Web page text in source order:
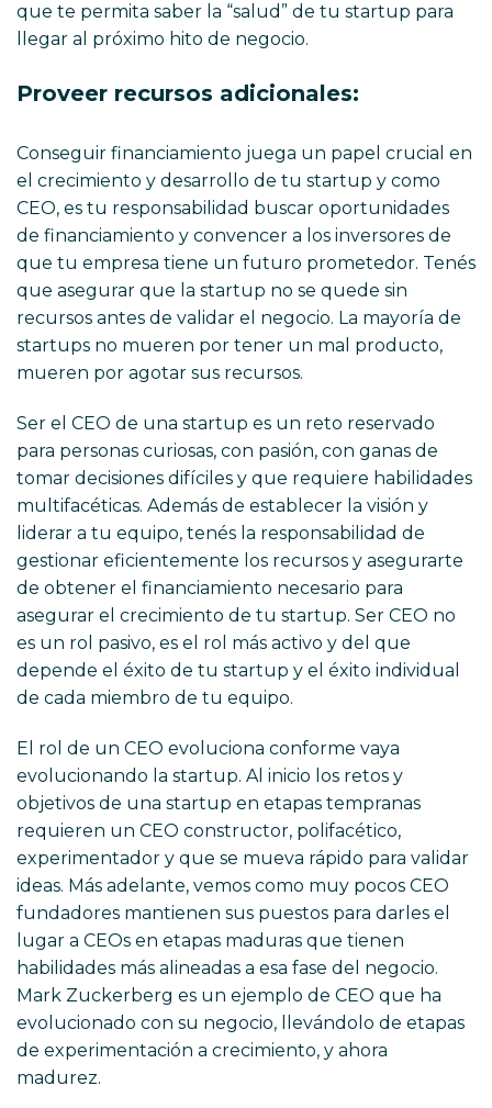
que te permita saber la “salud” de tu startup para
llegar al próximo hito de negocio.
Proveer recursos adicionales:
Conseguir financiamiento juega un papel crucial en
el crecimiento y desarrollo de tu startup y como
CEO, es tu responsabilidad buscar oportunidades
de financiamiento y convencer a los inversores de
que tu empresa tiene un futuro prometedor. Tenés
que asegurar que la startup no se quede sin
recursos antes de validar el negocio. La mayoría de
startups no mueren por tener un mal producto,
mueren por agotar sus recursos.
Ser el CEO de una startup es un reto reservado
para personas curiosas, con pasión, con ganas de
tomar decisiones difíciles y que requiere habilidades
multifacéticas. Además de establecer la visión y
liderar a tu equipo, tenés la responsabilidad de
gestionar eficientemente los recursos y asegurarte
de obtener el financiamiento necesario para
asegurar el crecimiento de tu startup. Ser CEO no
es un rol pasivo, es el rol más activo y del que
depende el éxito de tu startup y el éxito individual
de cada miembro de tu equipo.
El rol de un CEO evoluciona conforme vaya
evolucionando la startup. Al inicio los retos y
objetivos de una startup en etapas tempranas
requieren un CEO constructor, polifacético,
experimentador y que se mueva rápido para validar
ideas. Más adelante, vemos como muy pocos CEO
fundadores mantienen sus puestos para darles el
lugar a CEOs en etapas maduras que tienen
habilidades más alineadas a esa fase del negocio.
Mark Zuckerberg es un ejemplo de CEO que ha
evolucionado con su negocio, llevándolo de etapas
de experimentación a crecimiento, y ahora
madurez.